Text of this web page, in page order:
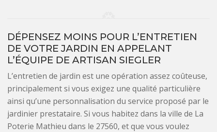
DÉPENSEZ MOINS POUR L’ENTRETIEN
DE VOTRE JARDIN EN APPELANT
L’ÉQUIPE DE ARTISAN SIEGLER
L’entretien de jardin est une opération assez coûteuse,
principalement si vous exigez une qualité particulière
ainsi qu’une personnalisation du service proposé par le
jardinier prestataire. Si vous habitez dans la ville de La
Poterie Mathieu dans le 27560, et que vous voulez